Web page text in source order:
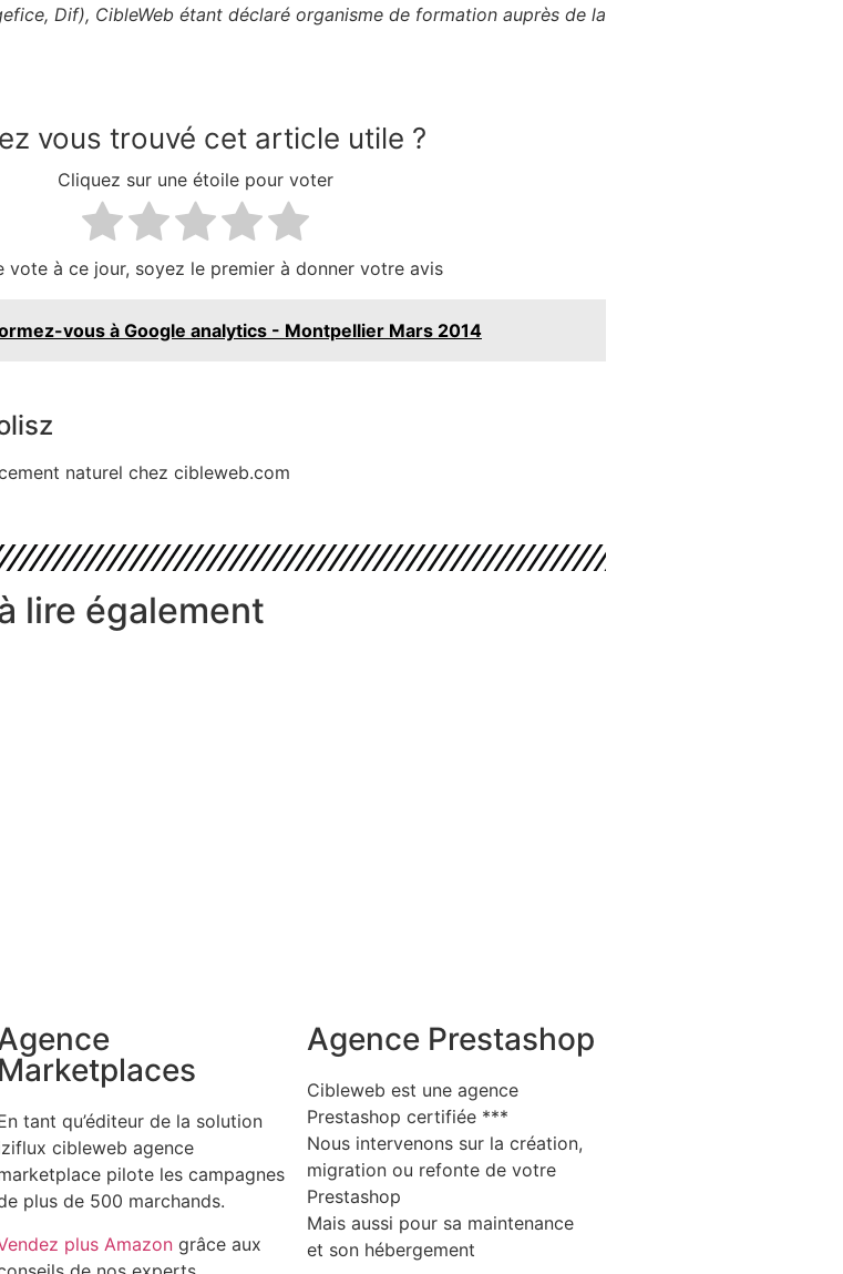
Dif), CibleWeb étant déclaré organisme de formation auprès de la
vous trouvé cet article utile ?
Cliquez sur une étoile pour voter
vote à ce jour, soyez le premier à donner votre avis
vous à Google analytics - Montpellier Mars 2014
naturel chez cibleweb.com
lire également
Marketplaces
tant qu’éditeur de la solution
cibleweb agence
pilote les campagnes
plus de 500 marchands.
plus Amazon grâce aux
Agence Prestashop
Cibleweb est une agence
Prestashop certifiée ***
Nous intervenons sur la création,
migration ou refonte de votre
Prestashop
Mais aussi pour sa maintenance
et son hébergement